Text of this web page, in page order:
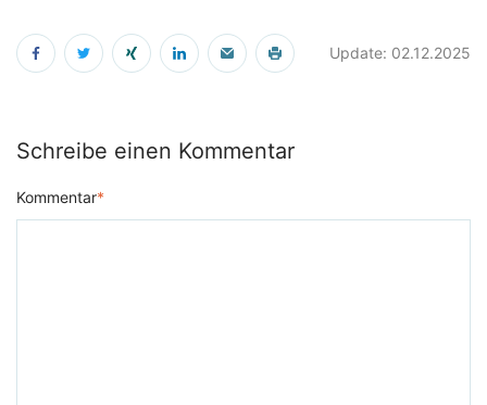
Update: 02.12.2025
Schreibe einen Kommentar
Kommentar*